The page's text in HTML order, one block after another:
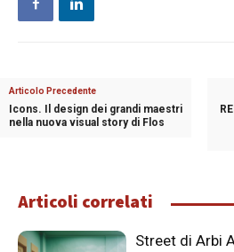
Articolo Precedente
Icons. Il design dei grandi maestri
nella nuova visual story di Flos
Articoli correlati
Street di Arbi